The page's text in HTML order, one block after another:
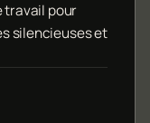
travail pour
silencieuses et